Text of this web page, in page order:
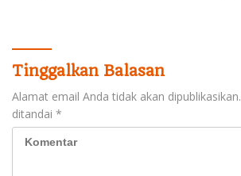
Tinggalkan Balasan
Alamat email Anda tidak akan dipublikasikan.
ditandai *